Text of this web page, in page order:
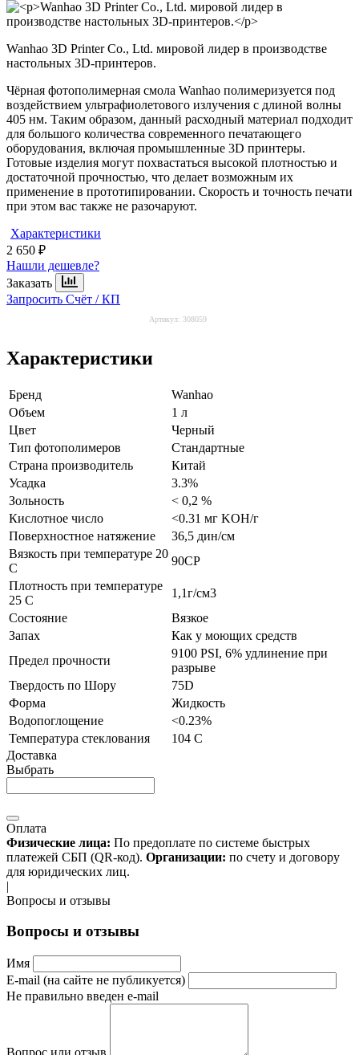
Wanhao 3D Printer Co., Ltd. мировой лидер в производстве
настольных 3D-принтеров.
Чёрная фотополимерная смола Wanhao полимеризуется под
воздействием ультрафиолетового излучения с длиной волны
405 нм. Таким образом, данный расходный материал подходит
для большого количества современного печатающего
оборудования, включая промышленные 3D принтеры.
Готовые изделия могут похвастаться высокой плотностью и
достаточной прочностью, что делает возможным их
применение в прототипировании. Скорость и точность печати
при этом вас также не разочаруют.
Характеристики
2 650 ₽
Нашли дешевле?
Заказать
Запросить Счёт / КП
Артикул: 308059
Характеристики
Бренд
Wanhao
Объем
1 л
Цвет
Черный
Тип фотополимеров
Стандартные
Страна производитель
Китай
Усадка
3.3%
Зольность
< 0,2 %
Кислотное число
<0.31 мг KOH/г
Поверхностное натяжение
36,5 дин/см
Вязкость при температуре 20
C
90CP
Плотность при температуре
25 C
1,1г/см3
Состояние
Вязкое
Запах
Как у моющих средств
Предел прочности
9100 PSI, 6% удлинение при
разрыве
Твердость по Шору
75D
Форма
Жидкость
Водопоглощение
<0.23%
Температура стеклования
104 С
Доставка
Выбрать
Оплата
Физические лица: По предоплате по системе быстрых
платежей СБП (QR-код). Организации: по счету и договору
для юридических лиц.
|
Вопросы и отзывы
Вопросы и отзывы
Имя
E-mail (на сайте не публикуется)
Не правильно введен e-mail
Вопрос или отзыв